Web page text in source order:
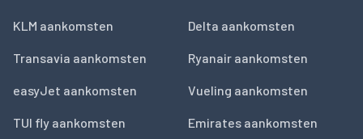
KLM aankomsten
Transavia aankomsten
easyJet aankomsten
TUI fly aankomsten
Delta aankomsten
Ryanair aankomsten
Vueling aankomsten
Emirates aankomsten